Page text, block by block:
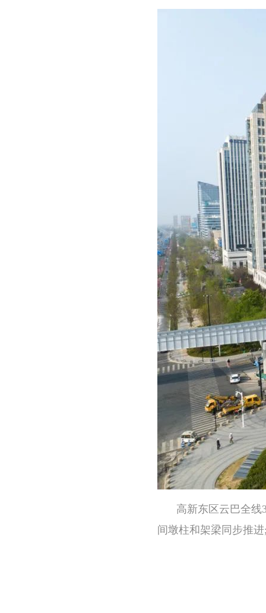
高新东区云巴全
间墩柱和架梁同步推